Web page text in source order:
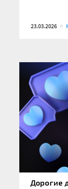
23.03.2026
Дорогие